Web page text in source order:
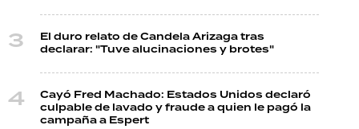
El duro relato de Candela Arizaga tras
declarar: "Tuve alucinaciones y brotes"
Cayó Fred Machado: Estados Unidos declaró
culpable de lavado y fraude a quien le pagó la
campaña a Espert